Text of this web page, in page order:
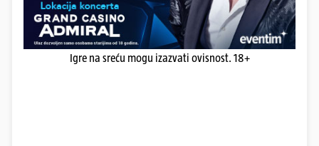
Igre na sreću mogu izazvati ovisnost. 18+